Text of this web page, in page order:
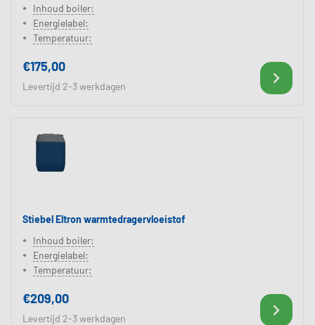
Inhoud boiler:
Energielabel:
Temperatuur:
€175,00
Levertijd 2-3 werkdagen
Stiebel Eltron warmtedragervloeistof
Inhoud boiler:
Energielabel:
Temperatuur:
€209,00
Levertijd 2-3 werkdagen